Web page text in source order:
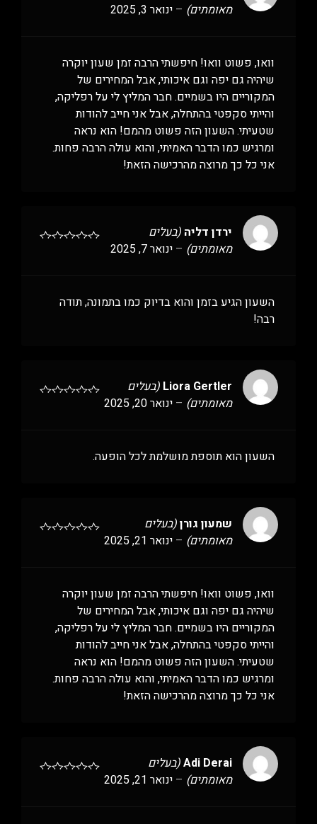
מאומתים) – ינואר 3, 2025
וואו, פשוט וואו! חיפשתי הרבה זמן שעון יוקרה
שיהיה גם יפה וגם איכותי, אבל המחירים של
המקוריים היו בשמיים. חבר המליץ לי על רפליקה,
והייתי סקפטי בהתחלה, אבל אני חייב להודות
שטעיתי. השעון הזה פשוט מהמם! הוא נראה
ומרגיש כמו הדבר האמיתי, והוא עולה הרבה פחות.
אני כל כך מרוצה מהרכישה הזאת!
ירדן דליה (בעלים
מאומתים) – ינואר 7, 2025
השעון הגיע בזמן והוא בדיוק כמו בתמונה, תודה
רבה!
Liora Gertler (בעלים
מאומתים) – ינואר 20, 2025
השעון הוא תוספת מושלמת לכל הופעה.
שמעון גורן(בעלים
מאומתים) – ינואר 21, 2025
וואו, פשוט וואו! חיפשתי הרבה זמן שעון יוקרה
שיהיה גם יפה וגם איכותי, אבל המחירים של
המקוריים היו בשמיים. חבר המליץ לי על רפליקה,
והייתי סקפטי בהתחלה, אבל אני חייב להודות
שטעיתי. השעון הזה פשוט מהמם! הוא נראה
ומרגיש כמו הדבר האמיתי, והוא עולה הרבה פחות.
אני כל כך מרוצה מהרכישה הזאת!
Adi Derai(בעלים
מאומתים) – ינואר 21, 2025